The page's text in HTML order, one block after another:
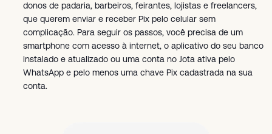
donos de padaria, barbeiros, feirantes, lojistas e freelancers,
que querem enviar e receber Pix pelo celular sem
complicação. Para seguir os passos, você precisa de um
smartphone com acesso à internet, o aplicativo do seu banco
instalado e atualizado ou uma conta no Jota ativa pelo
WhatsApp e pelo menos uma chave Pix cadastrada na sua
conta.